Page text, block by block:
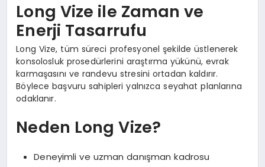
Long Vize ile Zaman ve
Enerji Tasarrufu
Long Vize, tüm süreci profesyonel şekilde üstlenerek
konsolosluk prosedürlerini araştırma yükünü, evrak
karmaşasını ve randevu stresini ortadan kaldırır.
Böylece başvuru sahipleri yalnızca seyahat planlarına
odaklanır.
Neden Long Vize?
Deneyimli ve uzman danışman kadrosu